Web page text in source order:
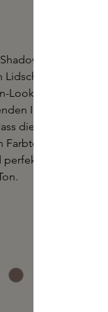
von Laura
Lidschattenstifts der
Looks für jeden
Inhaltsstoffe
die Formel in
Farbtöne machen
für alle